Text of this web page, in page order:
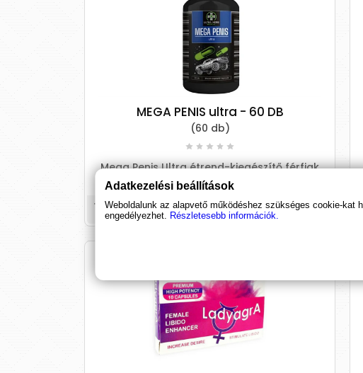
MEGA PENIS ultra - 60 DB
(60 db)
Mega Penis Ultra étrend-kiegészítő férfiak
részére 400 mg / 60 kapszula Adaolás:
16 790 Ft
Adatkezelési beállítások
Weboldalunk az alapvető működéshez szükséges cookie-
engedélyezhet. Részletesebb információk.